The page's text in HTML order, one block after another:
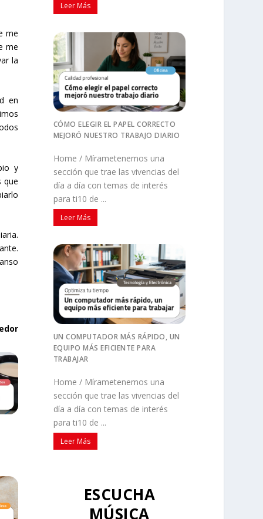
me
me
la
en
y
que
Leer Más
CÓMO ELEGIR EL PAPEL CORRECTO
MEJORÓ NUESTRO TRABAJO DIARIO
Home / Mírametenemos una
sección que trae las vivencias del
día a día con temas de interés
para ti10 de ...
Leer Más
UN COMPUTADOR MÁS RÁPIDO, UN
EQUIPO MÁS EFICIENTE PARA
TRABAJAR
Home / Mírametenemos una
sección que trae las vivencias del
día a día con temas de interés
para ti10 de ...
Leer Más
ESCUCHA
MÚSICA